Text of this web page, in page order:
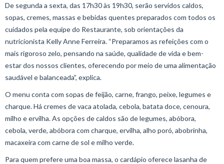
De segunda a sexta, das 17h30 às 19h30, serão servidos caldos,
sopas, cremes, massas e bebidas quentes preparados com todos os
cuidados pela equipe do Restaurante, sob orientações da
nutricionista Kelly Anne Ferreira. “Preparamos as refeições com o
mais rigoroso zelo, pensando na saúde, qualidade de vida e bem-
estar dos nossos clientes, oferecendo por meio de uma alimentação
saudável e balanceada”, explica.
O menu conta com sopas de feijão, carne, frango, peixe, legumes e
charque. Há cremes de vaca atolada, cebola, batata doce, cenoura,
milho e ervilha. As opções de caldos são de legumes, abóbora,
cebola, verde, abóbora com charque, ervilha, alho poró, abobrinha,
macaxeira com carne de sol e milho verde.
Para quem prefere uma boa massa, o cardápio oferece lasanha de